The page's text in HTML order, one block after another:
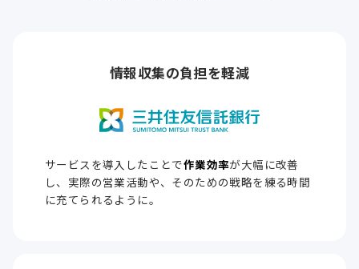
情報収集の負担を軽減
サービスを導入したことで作業効率が大幅に改善
し、実際の営業活動や、そのための戦略を練る時間
に充てられるように。